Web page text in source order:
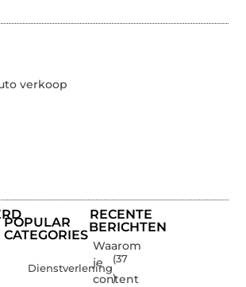
verkoop
POPULAR
CATEGORIES
Dienstverlening
(37
)
RECENTE
BERICHTEN
Waarom
je
content